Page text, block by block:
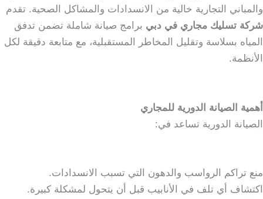
والمباني التجارية خالية من الانسدادات والمشاكل الصحية. تقدم
شركة تسليك مجاري في دبي برامج صيانة شاملة تضمن تدفق
المياه بسلاسة وتقليل المخاطر المستقبلية، مع متابعة دقيقة لكل
الأنظمة.
أهمية الصيانة الدورية للمجاري
الصيانة الدورية تساعد في:
منع تراكم الرواسب والدهون التي تسبب الانسدادات.
اكتشاف أي تلف في الأنابيب قبل أن يتحول لمشكلة كبيرة.